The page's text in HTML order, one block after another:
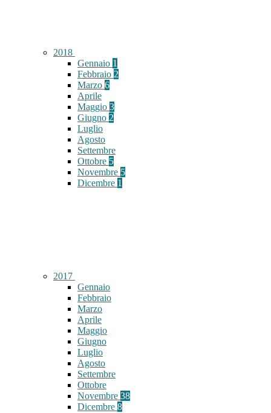
2018
Gennaio 1
Febbraio 2
Marzo 6
Aprile
Maggio 3
Giugno 2
Luglio
Agosto
Settembre
Ottobre 5
Novembre 5
Dicembre 1
2017
Gennaio
Febbraio
Marzo
Aprile
Maggio
Giugno
Luglio
Agosto
Settembre
Ottobre
Novembre 38
Dicembre 8